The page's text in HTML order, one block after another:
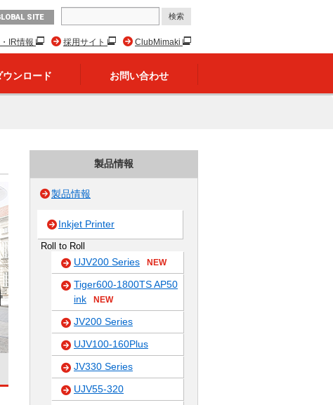
SITE
ClubMimaki
採用サイト
IR情報
ウンロード お問い合わせ
製品情報
製品情報
Inkjet Printer
Roll to Roll
UJV200 Series NEW
Tiger600-1800TS AP50
ink
NEW
JV200 Series
UJV100-160Plus
JV330 Series
UJV55-320